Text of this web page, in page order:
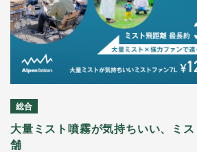
総合
大量ミスト噴霧が気持ちいい、ミ
舗